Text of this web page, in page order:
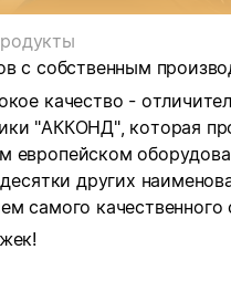
с собственным
качество -
"АККОНД", которая
европейском
других
самого качественного